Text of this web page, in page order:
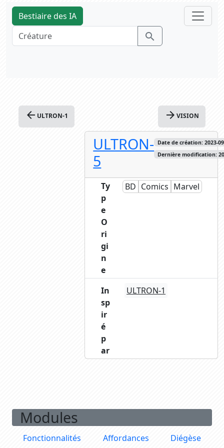
Bestiaire des IA
search
arrow_back ULTRON-1 arrow_forward VISION
ULTRON-
5
Date de création: 2023-
Dernière modification:
Ty
p
e
BD Comics Marvel
O
ri
gi
n
e
In
sp
ir
é
p
ar
ULTRON-1
Modules
Fonctionnalités Affordances
Diégèse